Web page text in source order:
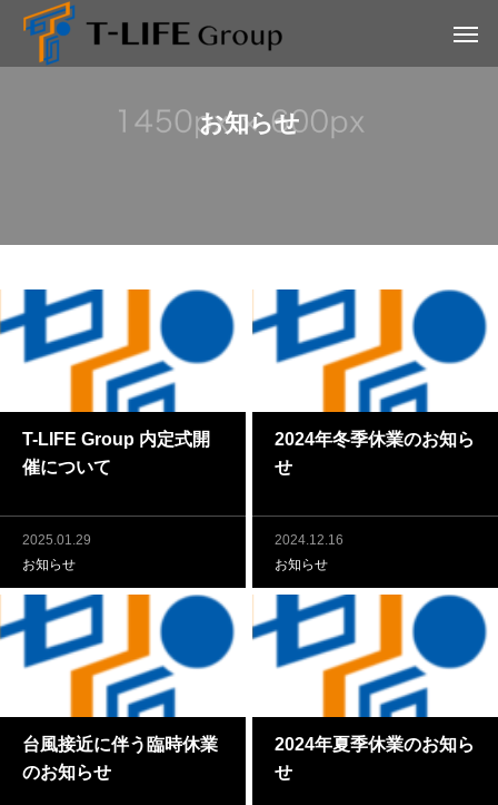
お知らせ
T-LIFE Group 内定式開
催について
2025.01.29
お知らせ
2024年冬季休業のお知ら
せ
2024.12.16
お知らせ
台風接近に伴う臨時休業
のお知らせ
2024年夏季休業のお知ら
せ